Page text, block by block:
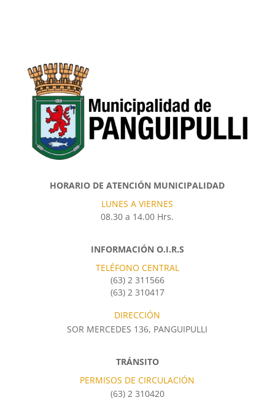
HORARIO DE ATENCIÓN MUNICIPALIDAD
LUNES A VIERNES
08.30 a 14.00 Hrs.
INFORMACIÓN O.I.R.S
TELÉFONO CENTRAL
(63) 2 311566
(63) 2 310417
DIRECCIÓN
SOR MERCEDES 136, PANGUIPULLI
TRÁNSITO
PERMISOS DE CIRCULACIÓN
(63) 2 310420